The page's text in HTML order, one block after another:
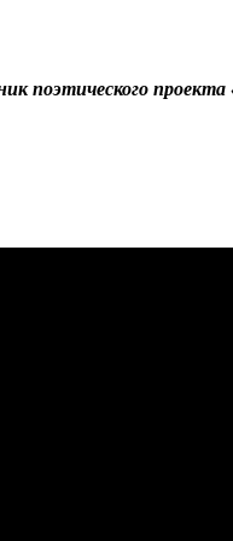
поэтического